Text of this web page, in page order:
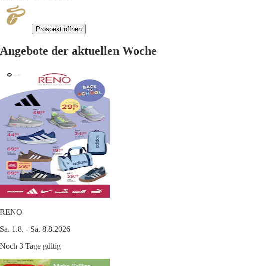
Prospekt öffnen
Angebote der aktuellen Woche
RENO
Sa. 1.8. - Sa. 8.8.2026
Noch 3 Tage gültig